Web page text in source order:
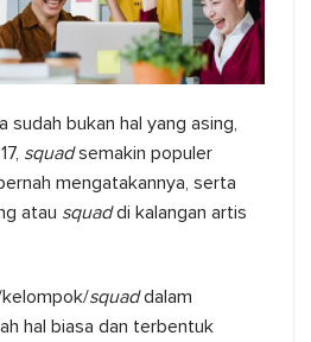
sudah bukan hal yang asing,
squadsemakin populer
mengatakannya, serta
atau squaddi kalangan artis
squaddalam
hal biasa dan terbentuk